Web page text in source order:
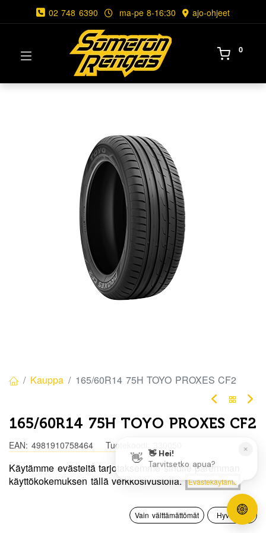
Hinta:
Lisää ostoskoriin
0
Toivelista Tili
02 748 6390 ma-pe 8-16:30 ajo-ohjeet
0
Kauppa 165/60R14 75H TOYO PROXES CF2
165/60R14 75H TOYO PROXES CF2
EAN: 4981910758464 Tuotekoodi:
Tällä tuotteella ei ole kelvollista yhdistelmää.
Käytämme evästeitä tarjotaksemme sinulle paremman
käyttökokemuksen tällä verkkosivustolla.
Evästekäytäntö
Vain välttämättömät Hyväksyn